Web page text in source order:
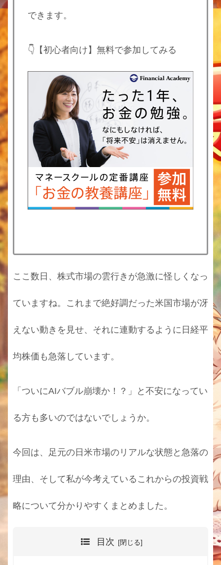
できます。
👇【初心者向け】無料で参加してみる
ここ数日、株式市場の雲行きが急激に怪しくなっ
ていますね。これまで絶好調だった米国市場が冴
えない動きを見せ、それに連動するように日経平
均株価も急落しています。
「ついにAIバブル崩壊か！？」と不安になってい
る方も多いのではないでしょうか。
今回は、足元の日米市場のリアルな状態と急落の
理由、そして私が今考えているこれからの投資戦
略について分かりやすくまとめました。
目次